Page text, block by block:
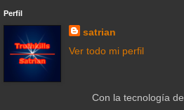
Perfil
satrian
Ver todo mi perfil
Con la tecnología de